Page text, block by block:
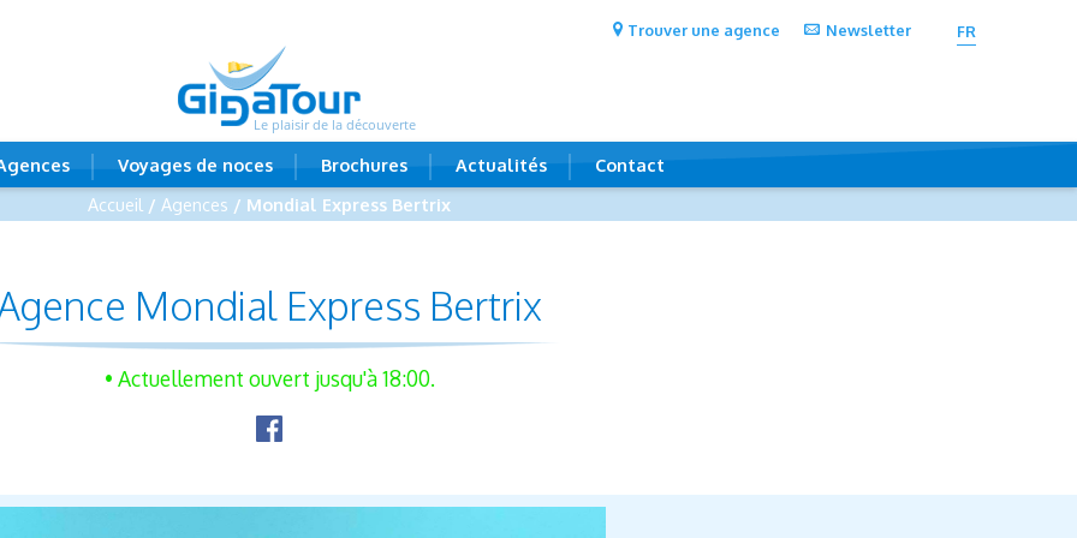
Trouver une agence Newsletter FR
Le plaisir de la découverte
Voyages de noces Brochures Actualités
Contact
Accueil / Agences / Mondial Express Bertrix
Mondial Express Bertrix
• Actuellement ouvert jusqu'à 18:00.